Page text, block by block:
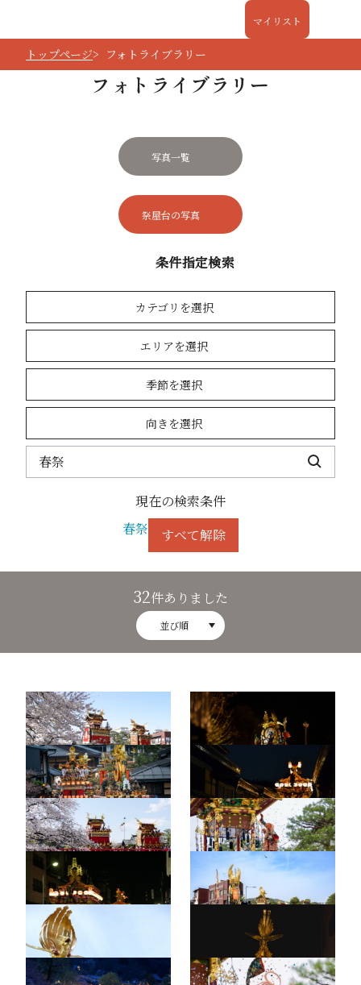
マイリスト
トップページ フォトライブラリー
フォトライブラリー
写真一覧
祭屋台の写真
条件指定検索
カテゴリを選択
エリアを選択
季節を選択
向きを選択
現在の検索条件
春祭
すべて解除
32件ありました
並び順
春の高山祭（祭屋台）21 春の高山祭（祭屋台）30
春の高山祭（祭屋台）27 春の高山祭（祭屋台）35
春の高山祭（祭屋台）24 春の高山祭（祭屋台）12
春の高山祭（祭屋台）33 春の高山祭（祭屋台）7
春の高山祭（祭屋台）17 春の高山祭（祭屋台）32
春の高山祭（祭屋台）28 春の高山祭（祭屋台）14